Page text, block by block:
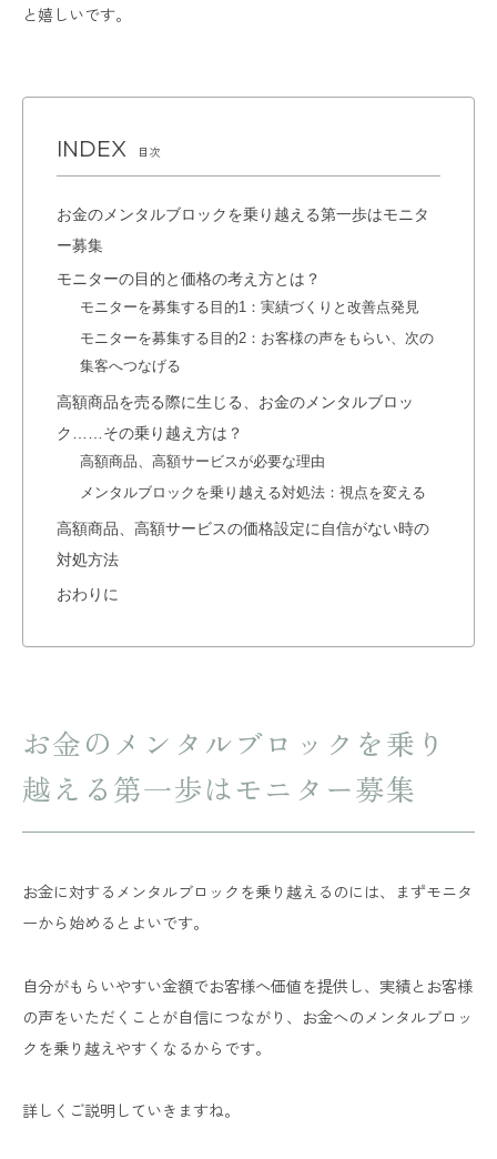
と嬉しいです。
目次
お金のメンタルブロックを乗り越える第一歩はモニタ
ー募集
モニターの目的と価格の考え方とは？
モニターを募集する目的1：実績づくりと改善点発見
モニターを募集する目的2：お客様の声をもらい、次の
集客へつなげる
高額商品を売る際に生じる、お金のメンタルブロッ
ク……その乗り越え方は？
高額商品、高額サービスが必要な理由
メンタルブロックを乗り越える対処法：視点を変える
高額商品、高額サービスの価格設定に自信がない時の
対処方法
おわりに
お金のメンタルブロックを乗り
越える第一歩はモニター募集
お金に対するメンタルブロックを乗り越えるのには、まずモニタ
ーから始めるとよいです。
自分がもらいやすい金額でお客様へ価値を提供し、実績とお客様
の声をいただくことが自信につながり、お金へのメンタルブロッ
クを乗り越えやすくなるからです。
詳しくご説明していきますね。